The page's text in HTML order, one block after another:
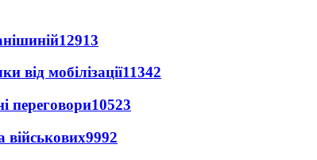
12913
від мобілізації11342
переговори10523
9992